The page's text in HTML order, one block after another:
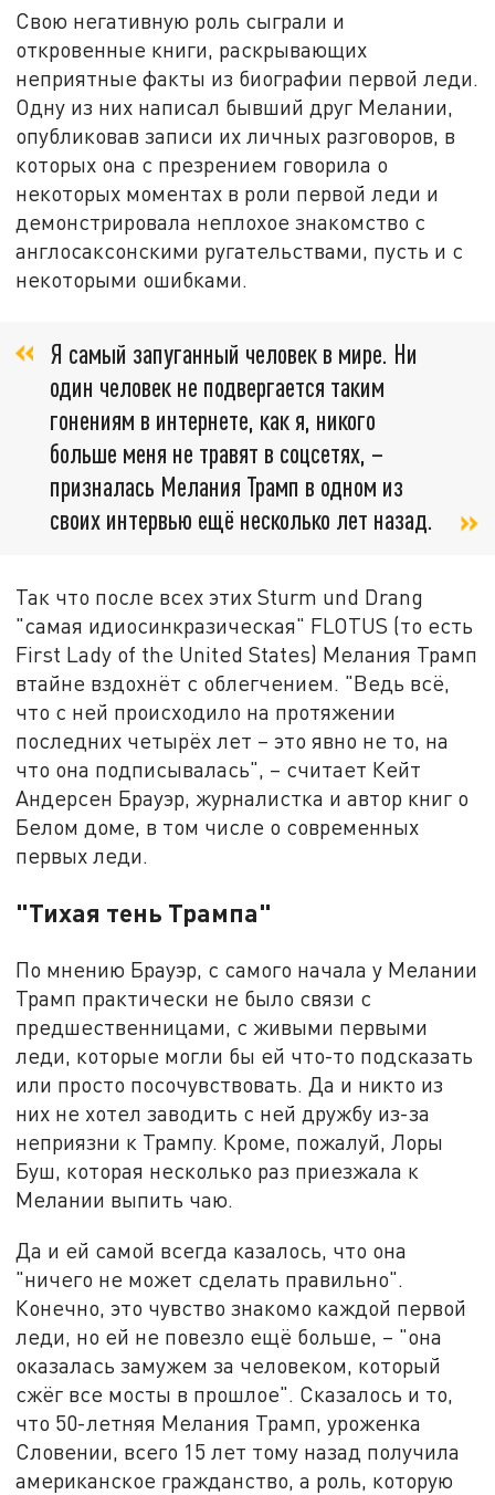
Свою негативную роль сыграли и
откровенные книги, раскрывающих
неприятные факты из биографии первой леди.
Одну из них написал бывший друг Мелании,
опубликовав записи их личных разговоров, в
которых она с презрением говорила о
некоторых моментах в роли первой леди и
демонстрировала неплохое знакомство с
англосаксонскими ругательствами, пусть и с
некоторыми ошибками.
Я самый запуганный человек в мире. Ни
один человек не подвергается таким
гонениям в интернете, как я, никого
больше меня не травят в соцсетях, –
призналась Мелания Трамп в одном из
своих интервью ещё несколько лет назад.
Так что после всех этих Sturm und Drang
"самая идиосинкразическая" FLOTUS (то есть
First Lady of the United States) Мелания Трамп
втайне вздохнёт с облегчением. "Ведь всё,
что с ней происходило на протяжении
последних четырёх лет – это явно не то, на
что она подписывалась", – считает Кейт
Андерсен Брауэр, журналистка и автор книг о
Белом доме, в том числе о современных
первых леди.
"Тихая тень Трампа"
По мнению Брауэр, с самого начала у Мелании
Трамп практически не было связи с
предшественницами, с живыми первыми
леди, которые могли бы ей что-то подсказать
или просто посочувствовать. Да и никто из
них не хотел заводить с ней дружбу из-за
неприязни к Трампу. Кроме, пожалуй, Лоры
Буш, которая несколько раз приезжала к
Мелании выпить чаю.
Да и ей самой всегда казалось, что она
"ничего не может сделать правильно".
Конечно, это чувство знакомо каждой первой
леди, но ей не повезло ещё больше, – "она
оказалась замужем за человеком, который
сжёг все мосты в прошлое". Сказалось и то,
что 50-летняя Мелания Трамп, уроженка
Словении, всего 15 лет тому назад получила
американское гражданство, а роль, которую